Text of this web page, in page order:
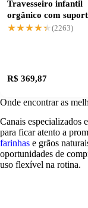
Travesseiro infantil
orgânico com
cervical ajustável
★★★★★
★★★★★ (2263)
R$ 369,87
Onde encontrar as
Canais especializados
para ficar atento a
farinhas e grãos
oportunidades de
uso flexível na rotina.